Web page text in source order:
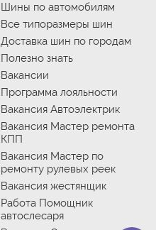
Шины по автомобилям
Все типоразмеры шин
Доставка шин по городам
Полезно знать
Вакансии
Программа лояльности
Вакансия Автоэлектрик
Вакансия Мастер ремонта
КПП
Вакансия Мастер по
ремонту рулевых реек
Вакансия жестянщик
Работа Помощник
автослесаря